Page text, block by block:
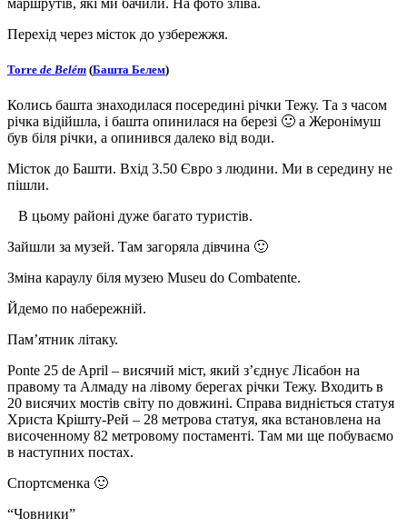
Перехід через місток до узбережжя.
Torre de Belém (Башта Белем)
Колись башта знаходилася посередині річки Тежу. Та з часом
річка відійшла, і башта опинилася на березі 🙂 а Жеронімуш
був біля річки, а опинився далеко від води.
Місток до Башти. Вхід 3.50 Євро з людини. Ми в середину не
пішли.
В цьому районі дуже багато туристів.
Зайшли за музей. Там загоряла дівчина 🙂
Зміна караулу біля музею Museu do Combatente.
Йдемо по набережній.
Пам’ятник літаку.
Ponte 25 de April – висячий міст, який з’єднує Лісабон на
правому та Алмаду на лівому берегах річки Тежу. Входить в
20 висячих мостів світу по довжині. Справа видніється статуя
Христа Крішту-Рей – 28 метрова статуя, яка встановлена на
височенному 82 метровому постаменті. Там ми ще побуваємо
в наступних постах.
Спортсменка 🙂
“Човники”